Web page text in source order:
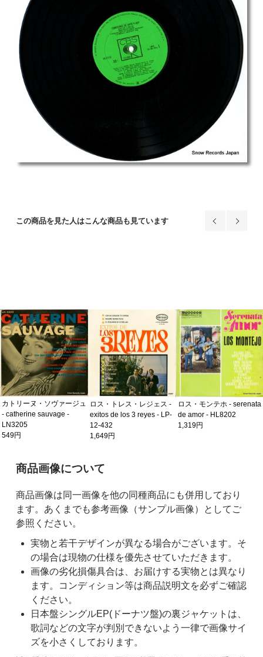
この商品を見た人はこんな商品も見ています
カトリーヌ・ソヴァージュ
- catherine sauvage -
LN3205
549円
ロス・トレス・レジェス -
exitos de los 3 reyes - LP-
12-432
1,649円
ロス・モンテホ - serenata
de amor - HL8202
1,319円
ご購入前の注意事項
商品画像について
商品画像は同一画像を他の同種商品にも併用しており
ます。あくまでも参考画像（サンプル画像）としてご
参照ください。
実物と若干デザインが異なる場合がございます。そ
の場合は現物の仕様を優先させていただきます。
画像の劣化損傷具合は、お届けする実物とは異なり
ます。コンディション等は商品説明文を必ずご確認
ください。
日本盤シングルEP(ドーナツ盤)の裏ジャケットは、
歌詞などの文字が判別できないよう一律で画像サイ
ズを小さくしております。